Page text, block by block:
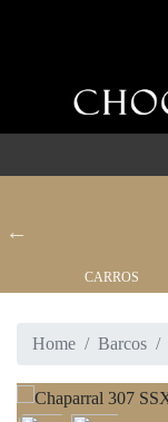
CARROS
Home Barcos